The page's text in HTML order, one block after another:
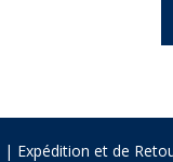
| Expédition et de